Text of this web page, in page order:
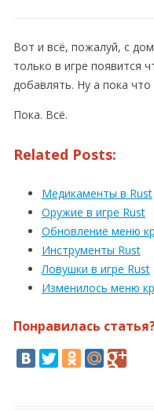
Вот и всё, пожалуй, с
только в игре появится
добавлять. Ну а пока что
Пока. Всё.
Related Posts:
Медикаменты в Rust
Оружие в игре Rust
Обновление меню
Инструменты Rust
Ловушки в игре Rust
Изменилось меню
Понравилась